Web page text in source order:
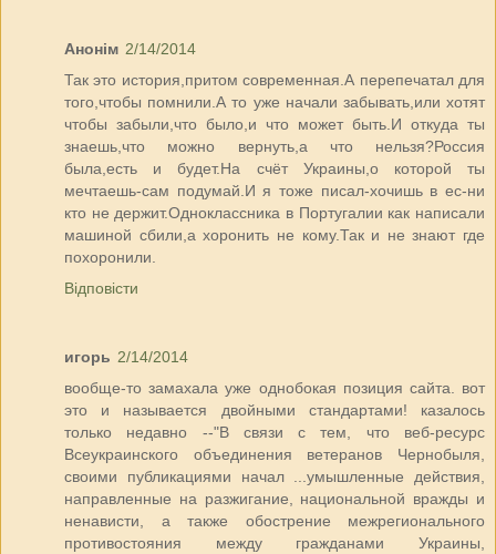
Анонім 2/14/2014
Так это история,притом современная.А перепечатал для
того,чтобы помнили.А то уже начали забывать,или хотят
чтобы забыли,что было,и что может быть.И откуда ты
знаешь,что можно вернуть,а что нельзя?Россия
была,есть и будет.На счёт Украины,о которой ты
мечтаешь-сам подумай.И я тоже писал-хочишь в ес-ни
кто не держит.Одноклассника в Португалии как написали
машиной сбили,а хоронить не кому.Так и не знают где
похоронили.
Відповісти
игорь 2/14/2014
вообще-то замахала уже однобокая позиция сайта. вот
это и называется двойными стандартами! казалось
только недавно --"В связи с тем, что веб-ресурс
Всеукраинского объединения ветеранов Чернобыля,
своими публикациями начал ...умышленные действия,
направленные на разжигание, национальной вражды и
ненависти, а также обострение межрегионального
противостояния между гражданами Украины,